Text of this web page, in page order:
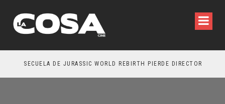
SECUELA DE JURASSIC WORLD REBIRTH PIERDE DIRECTOR